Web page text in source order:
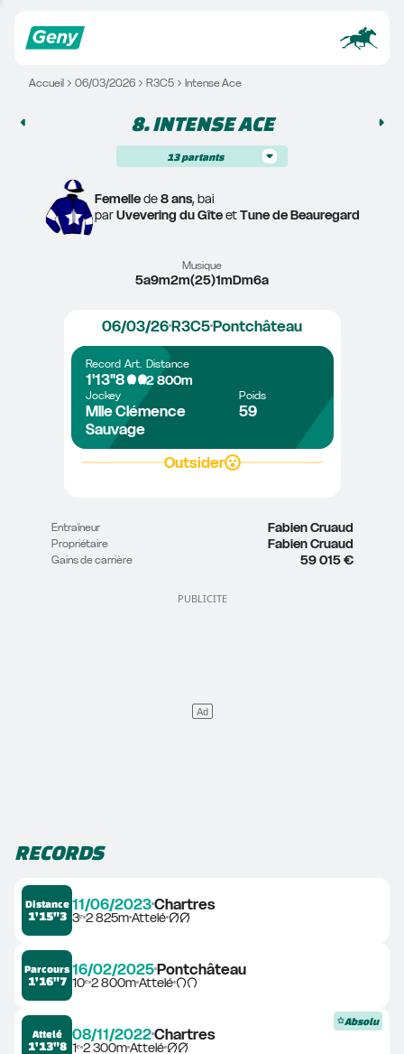
Accueil 06/03/2026 R3C5 Intense Ace
8. INTENSE ACE
13 partants
Femelle de 8 ans, bai
par Uvevering du Gîte et Tune de Beauregard
Musique
5a9m2m(25)1mDm6a
06/03/26R3C5Pontchâteau
Record
1'13"8
Art. Distance
2 800m
Jockey
Mlle Clémence
Sauvage
Poids
59
Outsider
Entraîneur Fabien Cruaud
Propriétaire Fabien Cruaud
Gains de carrière 59 015 €
RECORDS
Distance
1'15"3
11/06/2023Chartres
3ᵉ2 825mAttelé
Parcours
1'16"7
16/02/2025Pontchâteau
10ᵉ2 800mAttelé
Attelé
1'13"8
08/11/2022Chartres
1ᵉ2 300mAttelé
Absolu